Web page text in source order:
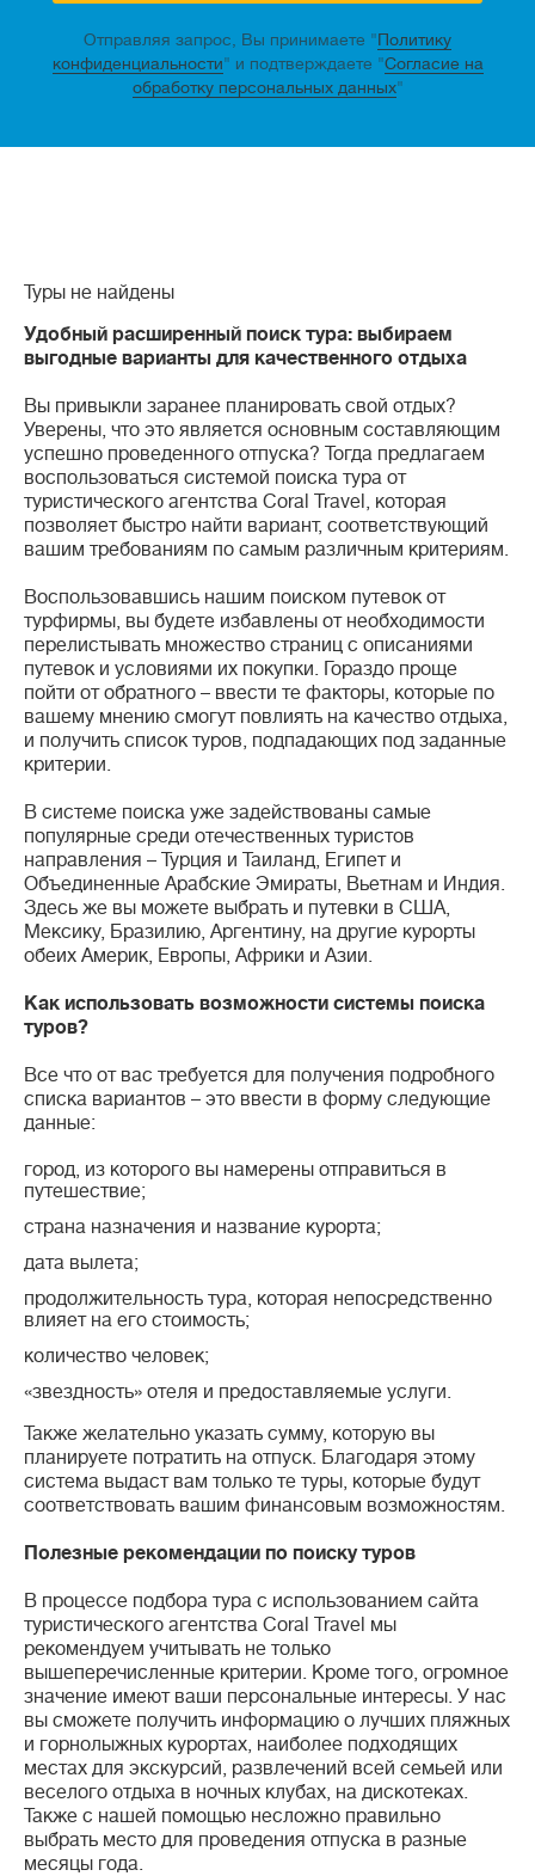
Отправляя запрос, Вы принимаете "Политику
конфиденциальности" и подтверждаете "Согласие на
обработку персональных данных"
Туры не найдены
Удобный расширенный поиск тура: выбираем
выгодные варианты для качественного отдыха
Вы привыкли заранее планировать свой отдых?
Уверены, что это является основным составляющим
успешно проведенного отпуска? Тогда предлагаем
воспользоваться системой поиска тура от
туристического агентства Coral Travel, которая
позволяет быстро найти вариант, соответствующий
вашим требованиям по самым различным критериям.
Воспользовавшись нашим поиском путевок от
турфирмы, вы будете избавлены от необходимости
перелистывать множество страниц с описаниями
путевок и условиями их покупки. Гораздо проще
пойти от обратного – ввести те факторы, которые по
вашему мнению смогут повлиять на качество отдыха,
и получить список туров, подпадающих под заданные
критерии.
В системе поиска уже задействованы самые
популярные среди отечественных туристов
направления – Турция и Таиланд, Египет и
Объединенные Арабские Эмираты, Вьетнам и Индия.
Здесь же вы можете выбрать и путевки в США,
Мексику, Бразилию, Аргентину, на другие курорты
обеих Америк, Европы, Африки и Азии.
Как использовать возможности системы поиска
туров?
Все что от вас требуется для получения подробного
списка вариантов – это ввести в форму следующие
данные:
город, из которого вы намерены отправиться в
путешествие;
страна назначения и название курорта;
дата вылета;
продолжительность тура, которая непосредственно
влияет на его стоимость;
количество человек;
«звездность» отеля и предоставляемые услуги.
Также желательно указать сумму, которую вы
планируете потратить на отпуск. Благодаря этому
система выдаст вам только те туры, которые будут
соответствовать вашим финансовым возможностям.
Полезные рекомендации по поиску туров
В процессе подбора тура с использованием сайта
туристического агентства Coral Travel мы
рекомендуем учитывать не только
вышеперечисленные критерии. Кроме того, огромное
значение имеют ваши персональные интересы. У нас
вы сможете получить информацию о лучших пляжных
и горнолыжных курортах, наиболее подходящих
местах для экскурсий, развлечений всей семьей или
веселого отдыха в ночных клубах, на дискотеках.
Также с нашей помощью несложно правильно
выбрать место для проведения отпуска в разные
месяцы года.